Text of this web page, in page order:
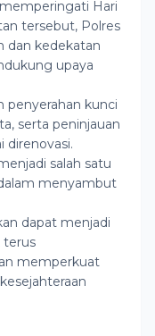
Hari
tersebut, Polres
dan kedekatan
upaya
penyerahan kunci
serta peninjauan
direnovasi.
salah satu
menyambut
dapat menjadi
terus
memperkuat